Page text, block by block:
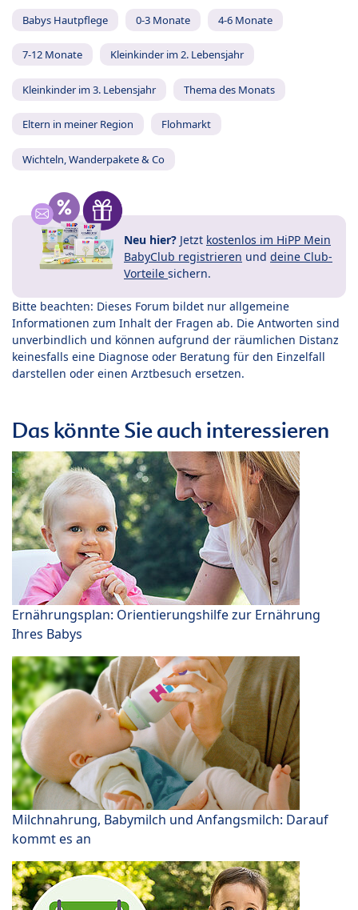
Babys Hautpflege 0-3 Monate 4-6 Monate
7-12 Monate Kleinkinder im 2. Lebensjahr
Kleinkinder im 3. Lebensjahr Thema des Monats
Eltern in meiner Region Flohmarkt
Wichteln, Wanderpakete & Co
Neu hier? Jetzt kostenlos im HiPP Mein
BabyClub registrieren und deine Club-
Vorteile sichern.
Bitte beachten: Dieses Forum bildet nur allgemeine
Informationen zum Inhalt der Fragen ab. Die Antworten sind
unverbindlich und können aufgrund der räumlichen Distanz
keinesfalls eine Diagnose oder Beratung für den Einzelfall
darstellen oder einen Arztbesuch ersetzen.
Das könnte Sie auch interessieren
Ernährungsplan: Orientierungshilfe zur Ernährung
Ihres Babys
Milchnahrung, Babymilch und Anfangsmilch: Darauf
kommt es an